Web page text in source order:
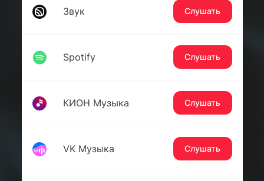
Звук Слушать
Spotify Слушать
КИОН Музыка Слушать
VK Музыка Слушать